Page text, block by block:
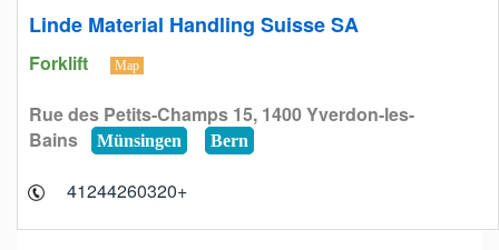
Linde Material Handling Suisse SA
Forklift Map
Rue des Petits-Champs 15, 1400 Yverdon-les-
Bains
Münsingen Bern
+41244260320